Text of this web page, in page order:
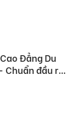
Đẳng Du
Chuẩn đầu ra
tuyển dụng”